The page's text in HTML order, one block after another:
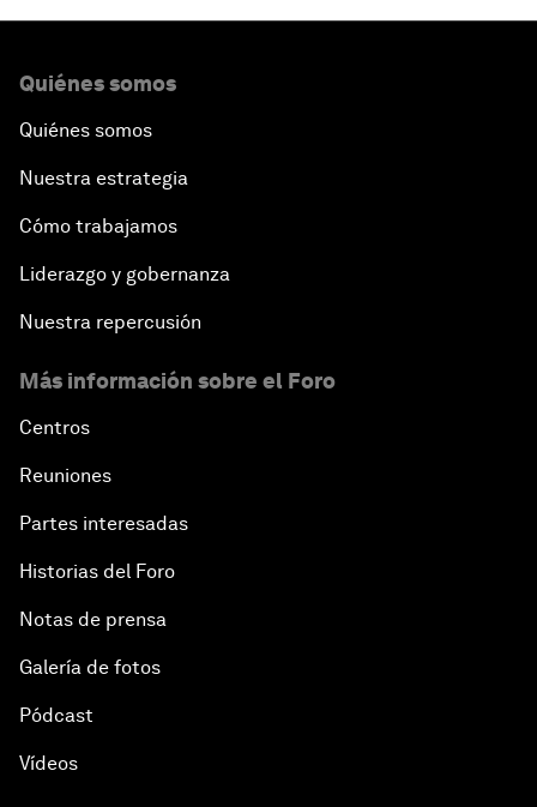
Quiénes somos
Quiénes somos
Nuestra estrategia
Cómo trabajamos
Liderazgo y gobernanza
Nuestra repercusión
Más información sobre el Foro
Centros
Reuniones
Partes interesadas
Historias del Foro
Notas de prensa
Galería de fotos
Pódcast
Vídeos